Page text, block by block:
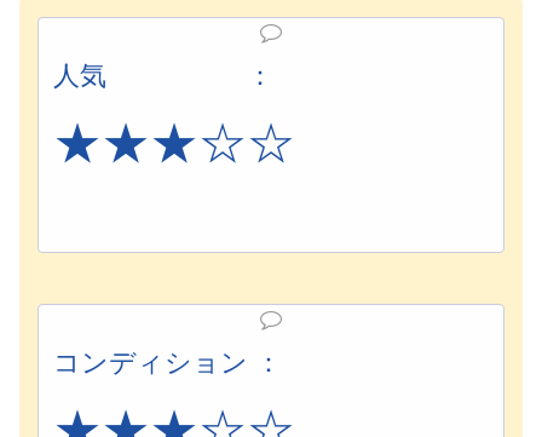
人気 ：
★★★☆☆
コンディション ：